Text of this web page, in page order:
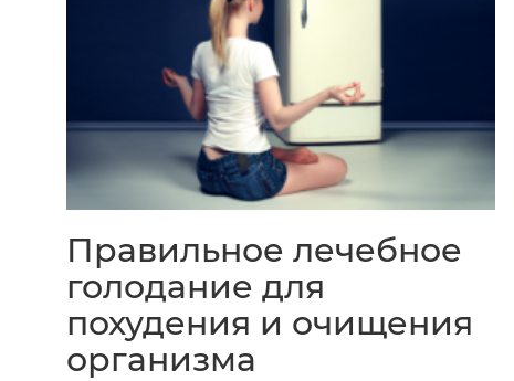
Правильное лечебное
голодание для
похудения и очищения
организма